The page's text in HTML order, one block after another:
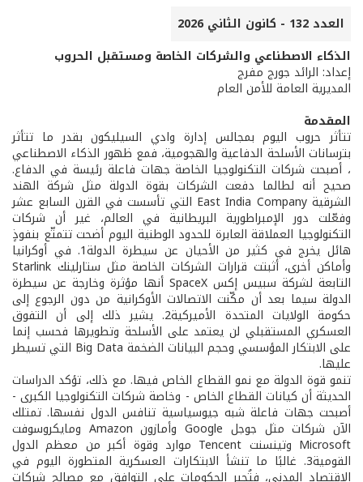
العدد 132 - كانون الثاني 2026
الذكاء الاصطناعي والشركات الخاصة ومستقبل الحروب
إعداد: الرائد جورج مفرج
المديرية العامة للأمن العام
المقدمة
تتأثر حروب اليوم بمجالس إدارة وادي السيليكون بقدر ما تتأثر
بترسانات الأسلحة الدفاعية والهجومية، فمع ظهور الذكاء الاصطناعي
، أصبحت شركات التكنولوجيا الخاصة جهات فاعلة رئيسة في الدفاع.
صحيح أنه لطالما دفعت الشركات بقوة الدولة مثل شركة الهند
الشرقية East India Company التي تأسست في القرن السابع عشر
وفعّلت دور الإمبراطورية البريطانية في العالم، غير أن شركات
التكنولوجيا العملاقة العابرة للحدود الوطنية اليوم أضحت تتمتّع بنفوذٍ
هائل يخرج في كثير من الأحيان عن سيطرة الدولة1. في أوكرانيا
وأماكن أخرى، أثبتت قرارات الشركات الخاصة مثل ستارلينك Starlink
التابعة لشركة سبيس إكس SpaceX أنها مؤثرة وخارجة عن سيطرة
الدولة سيما بعد أن مكّنت الاتصالات الأوكرانية من دون الرجوع إلى
حكومة الولايات المتحدة الأميركية2. يشير ذلك إلى أن التفوق
العسكري المستقبلي لن يعتمد على الأسلحة وتطويرها فحسب إنما
على الابتكار المؤسسي وحجم البيانات الضخمة Big Data التي تسيطر
عليها.
تنمو قوة الدولة مع نمو القطاع الخاص فيها. مع ذلك، تؤكد الدراسات
الحديثة أن كيانات القطاع الخاص - وخاصة شركات التكنولوجيا الكبرى -
أصبحت جهات فاعلة شبه جيوسياسية تنافس الدول نفسها. تمتلك
الآن شركات مثل جوجل Google وأمازون Amazon ومايكروسوفت
Microsoft وتينسنت Tencent موارد وقوة أكبر من معظم الدول
القومية3. غالبًا ما تنشأ الابتكارات العسكرية المتطورة اليوم في
الاقتصاد المدني، فتُجبر الحكومات على التوافق مع مصالح شركات